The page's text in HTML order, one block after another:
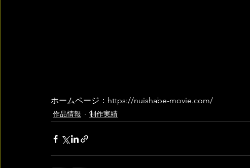
ホームページ：https://nuishabe-movie.com/
作品情報 制作実績